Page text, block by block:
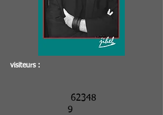
visiteurs :
62348
9